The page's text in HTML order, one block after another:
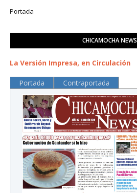
Portada
CHICAMOCHA NEWS
La Versión Impresa, en Circulación
Portada Contraportada